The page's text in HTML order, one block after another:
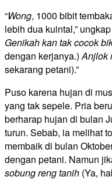
“Wong, 1000 bibit
lebih dua kuintal,”
Genikah kan tak cocok
dengan kerjanya.)Anjlok
sekarang petani).”
Puso karena hujan di
yang tak sepele. Pria
berharap hujan di bulan
turun. Sebab, ia melihat
membaik di bulan
dengan petani. Namun
sobung reng tanih (Ya,